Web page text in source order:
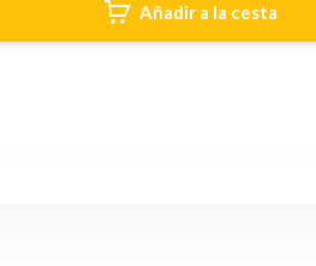
Añadir a la cesta